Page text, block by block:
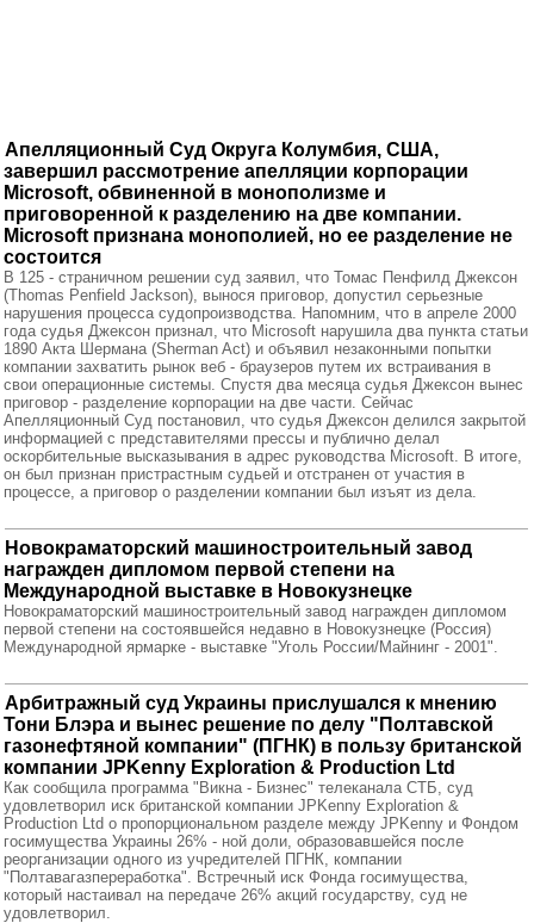
Апелляционный Суд Округа Колумбия, США,
завершил рассмотрение апелляции корпорации
Microsoft, обвиненной в монополизме и
приговоренной к разделению на две компании.
Microsoft признана монополией, но ее разделение не
состоится
В 125 - страничном решении суд заявил, что Томас Пенфилд Джексон
(Thomas Penfield Jackson), вынося приговор, допустил серьезные
нарушения процесса судопроизводства. Напомним, что в апреле 2000
года судья Джексон признал, что Microsoft нарушила два пункта статьи
1890 Акта Шермана (Sherman Act) и объявил незаконными попытки
компании захватить рынок веб - браузеров путем их встраивания в
свои операционные системы. Спустя два месяца судья Джексон вынес
приговор - разделение корпорации на две части. Сейчас
Апелляционный Суд постановил, что судья Джексон делился закрытой
информацией с представителями прессы и публично делал
оскорбительные высказывания в адрес руководства Microsoft. В итоге,
он был признан пристрастным судьей и отстранен от участия в
процессе, а приговор о разделении компании был изъят из дела.
Новокраматорский машиностроительный завод
награжден дипломом первой степени на
Международной выставке в Новокузнецке
Новокраматорский машиностроительный завод награжден дипломом
первой степени на состоявшейся недавно в Новокузнецке (Россия)
Международной ярмарке - выставке "Уголь России/Майнинг - 2001".
Арбитражный суд Украины прислушался к мнению
Тони Блэра и вынес решение по делу "Полтавской
газонефтяной компании" (ПГНК) в пользу британской
компании JPKenny Exploration & Production Ltd
Как сообщила программа "Викна - Бизнес" телеканала СТБ, суд
удовлетворил иск британской компании JPKenny Exploration &
Production Ltd о пропорциональном разделе между JPKenny и Фондом
госимущества Украины 26% - ной доли, образовавшейся после
реорганизации одного из учредителей ПГНК, компании
"Полтавагазпереработка". Встречный иск Фонда госимущества,
который настаивал на передаче 26% акций государству, суд не
удовлетворил.